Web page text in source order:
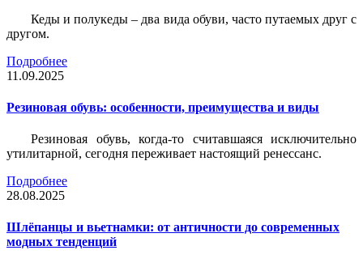
Кеды и полукеды – два вида обуви, часто путаемых друг с
другом.
Подробнее
11.09.2025
Резиновая обувь: особенности, преимущества и виды
Резиновая обувь, когда-то считавшаяся исключительно
утилитарной, сегодня переживает настоящий ренессанс.
Подробнее
28.08.2025
Шлёпанцы и вьетнамки: от античности до современных
модных тенденций